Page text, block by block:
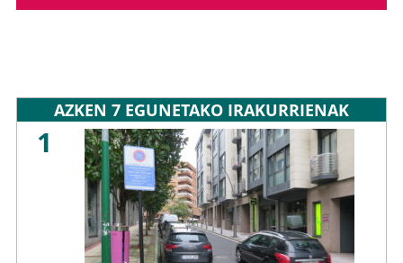
AZKEN 7 EGUNETAKO IRAKURRIENAK
1